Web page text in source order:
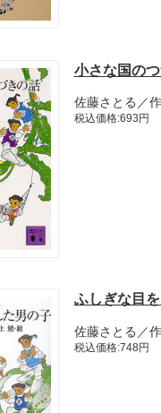
小さな国の
佐藤さとる／
税込価格:693円
ふしぎな目
佐藤さとる／
税込価格:748円